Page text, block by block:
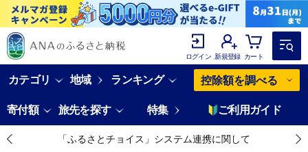
ログイン 新規登録 カート
カテゴリ 地域 ランキング 控除額を調べる
寄付額 旅先を探す 特集 ご利用ガイド
「ふるさとチョイス」システム連携に関して